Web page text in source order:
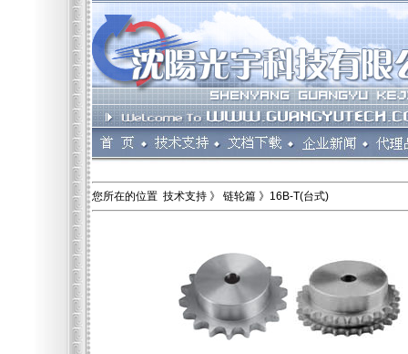
您所在的位置 技术支持 》 链轮篇 》16B-T(台式)